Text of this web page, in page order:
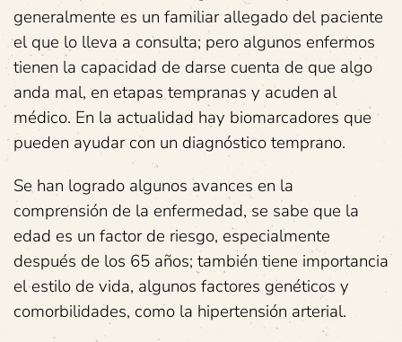
generalmente es un familiar allegado del paciente
el que lo lleva a consulta; pero algunos enfermos
tienen la capacidad de darse cuenta de que algo
anda mal, en etapas tempranas y acuden al
médico. En la actualidad hay biomarcadores que
pueden ayudar con un diagnóstico temprano.
Se han logrado algunos avances en la
comprensión de la enfermedad, se sabe que la
edad es un factor de riesgo, especialmente
después de los 65 años; también tiene importancia
el estilo de vida, algunos factores genéticos y
comorbilidades, como la hipertensión arterial.